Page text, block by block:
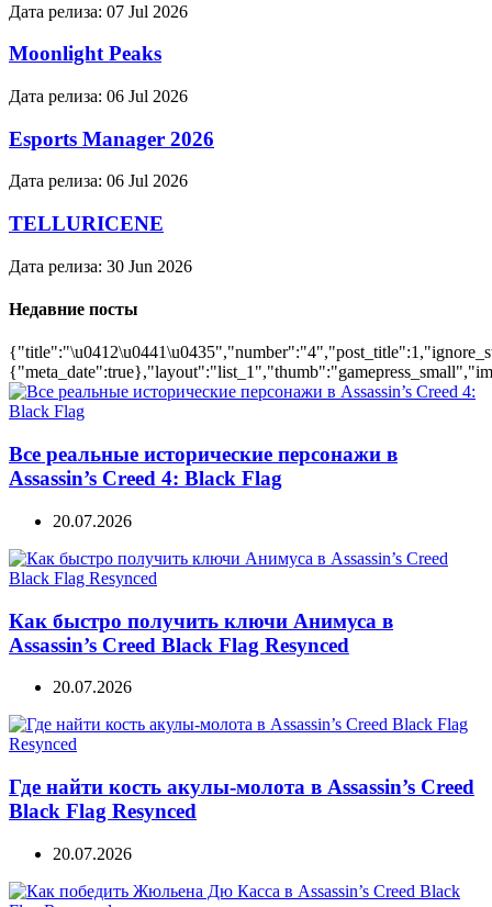
Дата релиза: 07 Jul 2026
Moonlight Peaks
Дата релиза: 06 Jul 2026
Esports Manager 2026
Дата релиза: 06 Jul 2026
TELLURICENE
Дата релиза: 30 Jun 2026
Недавние посты
Все реальные исторические персонажи в
Assassin’s Creed 4: Black Flag
20.07.2026
Как быстро получить ключи Анимуса в
Assassin’s Creed Black Flag Resynced
20.07.2026
Где найти кость акулы-молота в Assassin’s Creed
Black Flag Resynced
20.07.2026